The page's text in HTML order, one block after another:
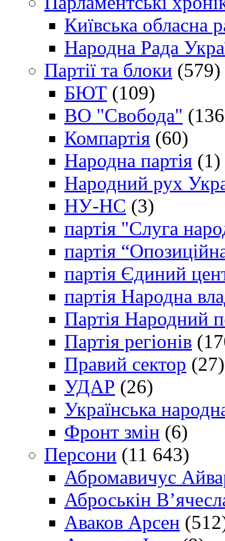
Київська обласна
Народна Рада
Партії та блоки (579)
БЮТ (109)
ВО "Свобода"
Компартія (60)
Народна партія (1)
Народний рух
НУ-НС (3)
партія "Слуга
партія
партія Єдиний
партія Народна
Партія Народний
Партія регіонів
Правий сектор (27)
УДАР (26)
Українська
Фронт змін (6)
Персони (11 643)
Абромавичус
Аброськін
Аваков Арсен